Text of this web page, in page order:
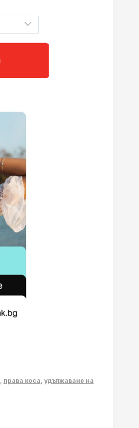
, права коса, удължаване на